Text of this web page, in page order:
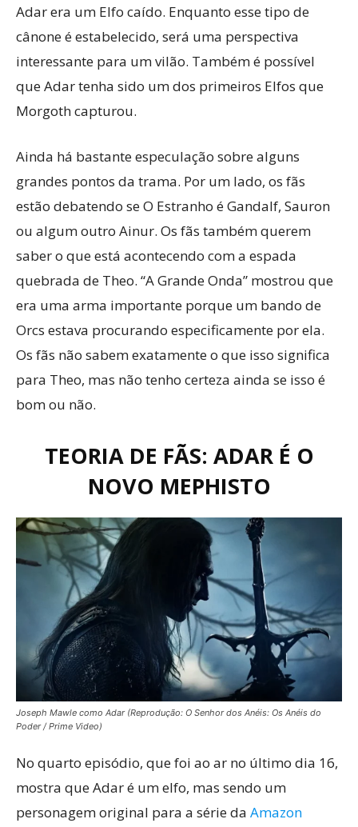
Adar era um Elfo caído. Enquanto esse tipo de
cânone é estabelecido, será uma perspectiva
interessante para um vilão. Também é possível
que Adar tenha sido um dos primeiros Elfos que
Morgoth capturou.
Ainda há bastante especulação sobre alguns
grandes pontos da trama. Por um lado, os fãs
estão debatendo se O Estranho é Gandalf, Sauron
ou algum outro Ainur. Os fãs também querem
saber o que está acontecendo com a espada
quebrada de Theo. “A Grande Onda” mostrou que
era uma arma importante porque um bando de
Orcs estava procurando especificamente por ela.
Os fãs não sabem exatamente o que isso significa
para Theo, mas não tenho certeza ainda se isso é
bom ou não.
TEORIA DE FÃS: ADAR É O
NOVO MEPHISTO
Joseph Mawle como Adar (Reprodução: O Senhor dos Anéis: Os Anéis do
Poder / Prime Video)
No quarto episódio, que foi ao ar no último dia 16,
mostra que Adar é um elfo, mas sendo um
personagem original para a série da Amazon